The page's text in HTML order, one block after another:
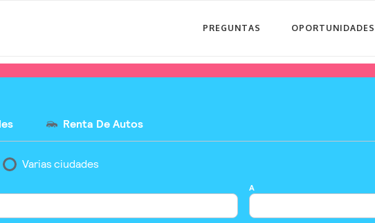
PREGUNTAS OPORTUNIDADES